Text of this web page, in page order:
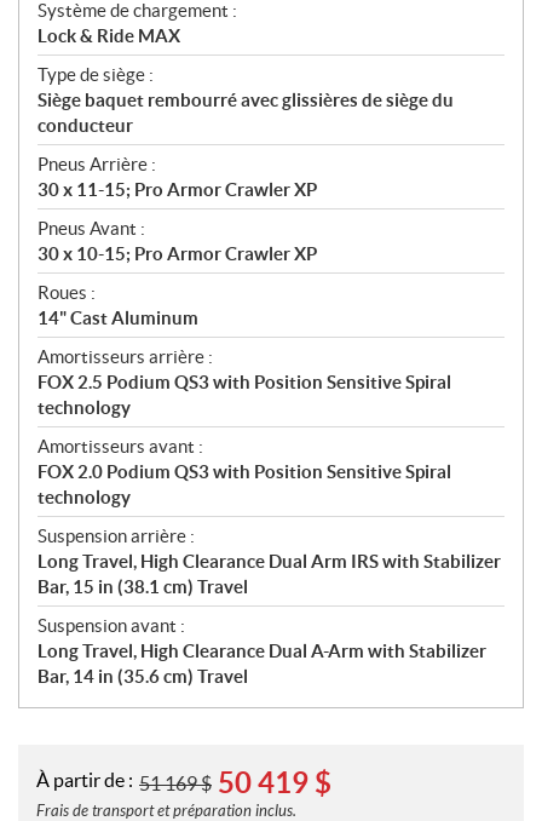
Système de chargement :
Lock & Ride MAX
Type de siège :
Siège baquet rembourré avec glissières de siège du
conducteur
Pneus Arrière :
30 x 11-15; Pro Armor Crawler XP
Pneus Avant :
30 x 10-15; Pro Armor Crawler XP
Roues :
14" Cast Aluminum
Amortisseurs arrière :
FOX 2.5 Podium QS3 with Position Sensitive Spiral
technology
Amortisseurs avant :
FOX 2.0 Podium QS3 with Position Sensitive Spiral
technology
Suspension arrière :
Long Travel, High Clearance Dual Arm IRS with Stabilizer
Bar, 15 in (38.1 cm) Travel
Suspension avant :
Long Travel, High Clearance Dual A-Arm with Stabilizer
Bar, 14 in (35.6 cm) Travel
À partir de : 51 169$ 50 419 $
Frais de transport et préparation inclus.